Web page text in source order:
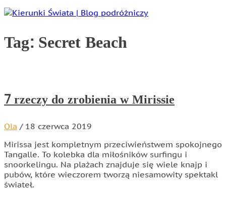
Tag:Secret Beach
7 rzeczy do zrobienia w Mirissie
Ola / 18 czerwca 2019
Mirissa jest kompletnym przeciwieństwem spokojnego
Tangalle. To kolebka dla miłośników surfingu i
snoorkelingu. Na plażach znajduje się wiele knajp i
pubów, które wieczorem tworzą niesamowity spektakl
świateł.